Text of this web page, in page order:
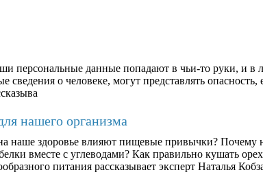
персональные данные попадают в чьи-то руки, и в
о человеке, могут представлять
нашего организма
наше здоровье влияют пищевые привычки? Почему
вместе с углеводами? Как правильно кушать
питания рассказывает эксперт Наталья